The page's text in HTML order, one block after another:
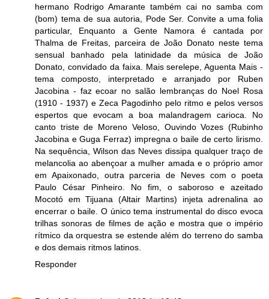
hermano Rodrigo Amarante também cai no samba com
(bom) tema de sua autoria, Pode Ser. Convite a uma folia
particular, Enquanto a Gente Namora é cantada por
Thalma de Freitas, parceira de João Donato neste tema
sensual banhado pela latinidade da música de João
Donato, convidado da faixa. Mais serelepe, Aguenta Mais -
tema composto, interpretado e arranjado por Ruben
Jacobina - faz ecoar no salão lembranças do Noel Rosa
(1910 - 1937) e Zeca Pagodinho pelo ritmo e pelos versos
espertos que evocam a boa malandragem carioca. No
canto triste de Moreno Veloso, Ouvindo Vozes (Rubinho
Jacobina e Guga Ferraz) impregna o baile de certo lirismo.
Na sequência, Wilson das Neves dissipa qualquer traço de
melancolia ao abençoar a mulher amada e o próprio amor
em Apaixonado, outra parceria de Neves com o poeta
Paulo César Pinheiro. No fim, o saboroso e azeitado
Mocotó em Tijuana (Altair Martins) injeta adrenalina ao
encerrar o baile. O único tema instrumental do disco evoca
trilhas sonoras de filmes de ação e mostra que o império
rítmico da orquestra se estende além do terreno do samba
e dos demais ritmos latinos.
Responder